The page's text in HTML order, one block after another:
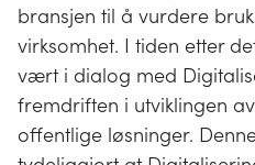
bransjen til å vurdere
virksomhet. I tiden etter
vært i dialog med
fremdriften i utviklingen
offentlige løsninger.